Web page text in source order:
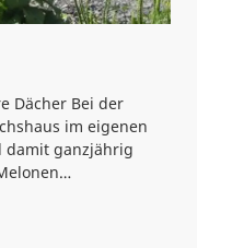
Dächer Bei der
im eigenen
damit ganzjährig